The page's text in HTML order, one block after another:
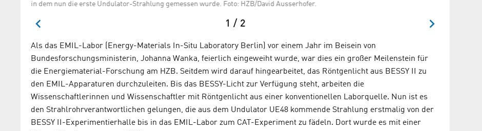
in dem nun die erste Undulator-Strahlung gemessen wurde. Foto: HZB/David Ausserhofer.
1 / 2
Als das EMIL-Labor (Energy-Materials In-Situ Laboratory Berlin) vor einem Jahr im Beisein von
Bundesforschungsministerin, Johanna Wanka, feierlich eingeweiht wurde, war dies ein großer Meilenstein für
die Energiematerial-Forschung am HZB. Seitdem wird darauf hingearbeitet, das Röntgenlicht aus BESSY II zu
den EMIL-Apparaturen durchzuleiten. Bis das BESSY-Licht zur Verfügung steht, arbeiten die
Wissenschaftlerinnen und Wissenschaftler mit Röntgenlicht aus einer konventionellen Laborquelle. Nun ist es
den Strahlrohrverantwortlichen gelungen, die aus dem Undulator UE48 kommende Strahlung erstmalig von der
BESSY II-Experimentierhalle bis in das EMIL-Labor zum CAT-Experiment zu fädeln. Dort wurde es mit einer